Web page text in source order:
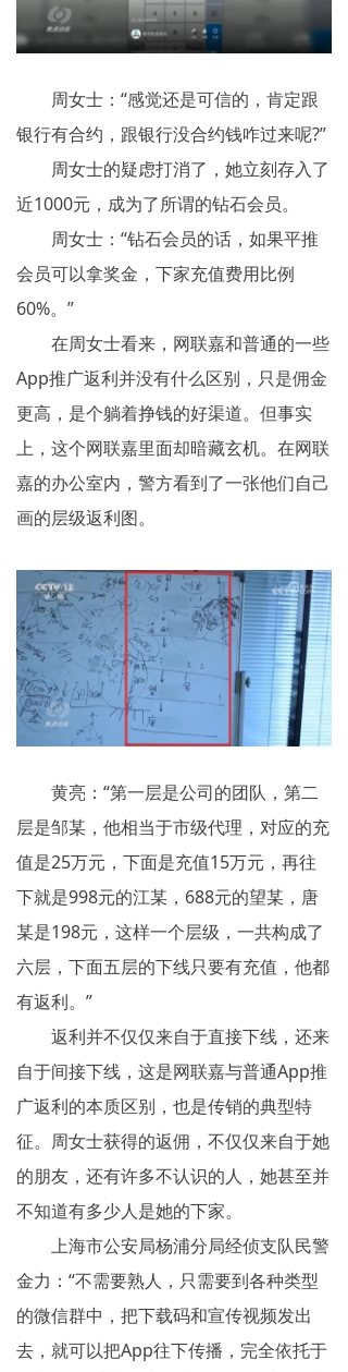
周女士：“感觉还是可信的，肯定跟
银行有合约，跟银行没合约钱咋过来呢?”
周女士的疑虑打消了，她立刻存入了
近1000元，成为了所谓的钻石会员。
周女士：“钻石会员的话，如果平推
会员可以拿奖金，下家充值费用比例
60%。”
在周女士看来，网联嘉和普通的一些
App推广返利并没有什么区别，只是佣金
更高，是个躺着挣钱的好渠道。但事实
上，这个网联嘉里面却暗藏玄机。在网联
嘉的办公室内，警方看到了一张他们自己
画的层级返利图。
黄亮：“第一层是公司的团队，第二
层是邹某，他相当于市级代理，对应的充
值是25万元，下面是充值15万元，再往
下就是998元的江某，688元的望某，唐
某是198元，这样一个层级，一共构成了
六层，下面五层的下线只要有充值，他都
有返利。”
返利并不仅仅来自于直接下线，还来
自于间接下线，这是网联嘉与普通App推
广返利的本质区别，也是传销的典型特
征。周女士获得的返佣，不仅仅来自于她
的朋友，还有许多不认识的人，她甚至并
不知道有多少人是她的下家。
上海市公安局杨浦分局经侦支队民警
金力：“不需要熟人，只需要到各种类型
的微信群中，把下载码和宣传视频发出
去，就可以把App往下传播，完全依托于